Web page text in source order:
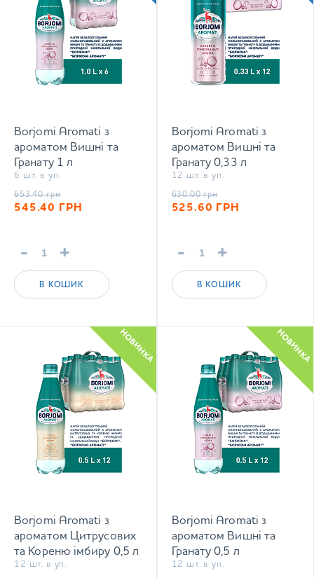
Borjomi Aromati з
ароматом Вишні та
Гранату 1 л
сильногазований напій
6 шт. в уп.
653.40 грн
545.40 ГРН
- +
В КОШИК
Borjomi Aromati з
ароматом Вишні та
Гранату 0,33 л
сильногазований напій
12 шт. в уп.
630.00 грн
525.60 ГРН
- +
В КОШИК
Borjomi Aromati з
ароматом Цитрусових
та Кореню імбиру 0,5 л
сильногазований напій
12 шт. в уп.
НОВИНКА
Borjomi Aromati з
ароматом Вишні та
Гранату 0,5 л
сильногазований напій
12 шт. в уп.
НОВИНКА